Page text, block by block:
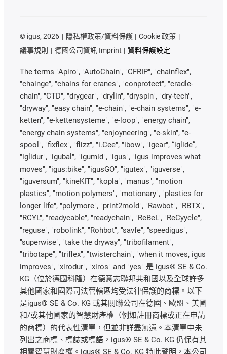
© igus, 2026 隱私權政策/資料保護
Cookie 政策
議事規則
德國公司資訊 Imprint 資料保護設定
The terms "Apiro", "AutoChain", "CFRIP", "chainflex",
"chainge", "chains for cranes", "conprotect", "cradle-
chain", "CTD", "drygear", "drylin", "dryspin", "dry-tech",
"dryway", "easy chain", "e-chain", "e-chain systems", "e-
ketten", "e-kettensysteme", "e-loop", "energy chain",
"energy chain systems", "enjoyneering", "e-skin", "e-
spool", "fixflex", "flizz", "i.Cee", "ibow", "igear", “iglide”,
"iglidur", "igubal", "igumid", "igus", "igus improves what
moves", "igus:bike", "igusGO", "igutex", "iguverse",
"iguversum", "kineKIT", "kopla", "manus", "motion
plastics", "motion polymers", "motionary", "plastics for
longer life", "polymore", "print2mold", "Rawbot", "RBTX",
"RCYL", "readycable", "readychain", "ReBeL", "ReCyycle",
"reguse", "robolink", "Rohbot", "savfe", "speedigus",
"superwise", "take the dryway", "tribofilament",
"tribotape", "triflex", "twisterchain", "when it moves, igus
improves", "xirodur", "xiros" and "yes" 是 igus® SE & Co.
KG（位於德國科隆）在德意志聯邦共和國以及全球許多
其他國家和國際司法管轄區均受法律保護的商標。以下
是igus® SE & Co. KG 或其關聯公司在德國、歐盟、美國
和/或其他國家的智慧財產權（例如註冊商標或正在申請
的商標）的代表性清單，但並非詳盡無遺。本清單中未
列出之商標、標誌或標語，igus® SE & Co. KG 仍保有其
相關智慧財產權。igus® SE & Co. KG 特此聲明，本公司